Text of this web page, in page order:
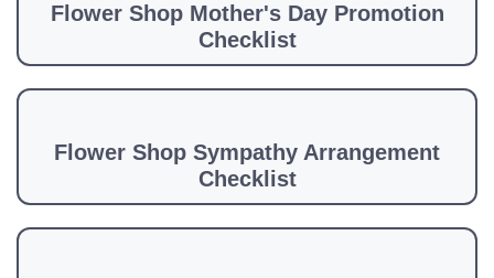
Flower Shop Mother's Day Promotion
Checklist
Flower Shop Sympathy Arrangement
Checklist